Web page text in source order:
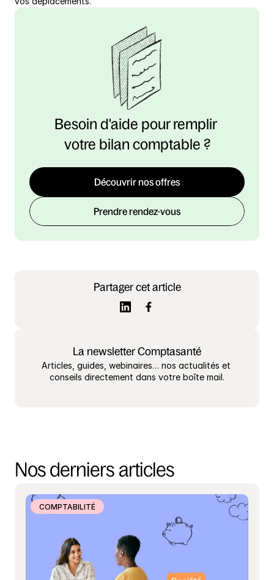
Partager cet article
La newsletter Comptasanté
Articles, guides, webinaires… nos actualités et
conseils directement dans votre boîte mail.
Besoin d'aide pour remplir
votre bilan comptable ?
Découvrir nos offres
Prendre rendez-vous
Nos derniers articles
COMPTABILITÉ